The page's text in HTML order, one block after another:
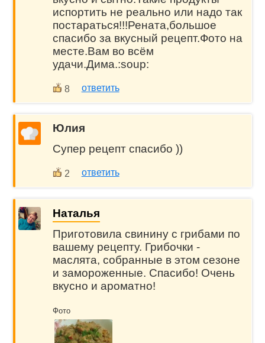
испортить не реально или надо так
постараться!!!Рената,большое
спасибо за вкусный рецепт.Фото на
месте.Вам во всём
удачи.Дима.:soup:
8 ответить
Юлия
Супер рецепт спасибо ))
2 ответить
Наталья
Приготовила свинину с грибами по
вашему рецепту. Грибочки -
маслята, собранные в этом сезоне
и замороженные. Спасибо! Очень
вкусно и ароматно!
Фото